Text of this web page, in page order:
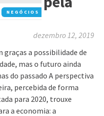
NEGÓCIOS
dezembro 12, 2019
a possibilidade de
mas o futuro ainda
do passado A perspectiva
percebida de forma
para 2020, trouxe
a economia: a